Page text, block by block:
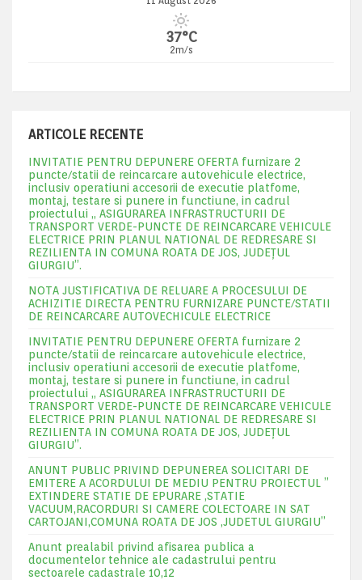
37°C
2m/s
ARTICOLE RECENTE
INVITATIE PENTRU DEPUNERE OFERTA furnizare 2
puncte/statii de reincarcare autovehicule electrice,
inclusiv operatiuni accesorii de executie platfome,
montaj, testare si punere in functiune, in cadrul
proiectului „ ASIGURAREA INFRASTRUCTURII DE
TRANSPORT VERDE-PUNCTE DE REINCARCARE VEHICULE
ELECTRICE PRIN PLANUL NATIONAL DE REDRESARE SI
REZILIENTA IN COMUNA ROATA DE JOS, JUDEŢUL
GIURGIU”.
NOTA JUSTIFICATIVA DE RELUARE A PROCESULUI DE
ACHIZITIE DIRECTA PENTRU FURNIZARE PUNCTE/STATII
DE REINCARCARE AUTOVECHICULE ELECTRICE
INVITATIE PENTRU DEPUNERE OFERTA furnizare 2
puncte/statii de reincarcare autovehicule electrice,
inclusiv operatiuni accesorii de executie platfome,
montaj, testare si punere in functiune, in cadrul
proiectului „ ASIGURAREA INFRASTRUCTURII DE
TRANSPORT VERDE-PUNCTE DE REINCARCARE VEHICULE
ELECTRICE PRIN PLANUL NATIONAL DE REDRESARE SI
REZILIENTA IN COMUNA ROATA DE JOS, JUDEŢUL
GIURGIU”.
ANUNT PUBLIC PRIVIND DEPUNEREA SOLICITARI DE
EMITERE A ACORDULUI DE MEDIU PENTRU PROIECTUL ”
EXTINDERE STATIE DE EPURARE ,STATIE
VACUUM,RACORDURI SI CAMERE COLECTOARE IN SAT
CARTOJANI,COMUNA ROATA DE JOS ,JUDETUL GIURGIU”
Anunt prealabil privind afisarea publica a
documentelor tehnice ale cadastrului pentru
sectoarele cadastrale 10,12